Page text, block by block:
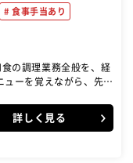
食事手当あり
語でのコミュニケーシ
詳しく見る